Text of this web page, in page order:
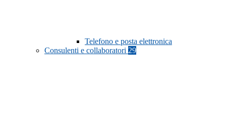
Telefono e posta elettronica
Consulenti e collaboratori 29